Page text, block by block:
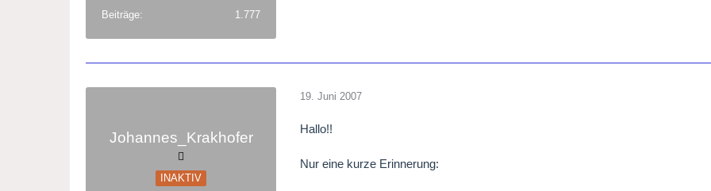
Beiträge 1.777
Johannes_Krakhofer
INAKTIV
19. Juni 2007
Hallo!!
Nur eine kurze Erinnerung: